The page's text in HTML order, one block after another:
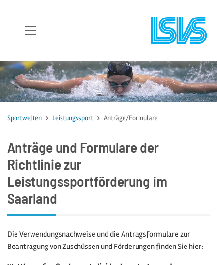
zum Inhalt
Sportwelten Leistungssport Anträge/Formulare
Anträge und Formulare der
Richtlinie zur
Leistungssportförderung im
Saarland
Die Verwendungsnachweise und die Antragsformulare zur
Beantragung von Zuschüssen und Förderungen finden Sie hier: